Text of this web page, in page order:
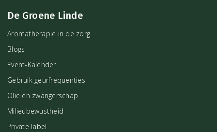
De Groene Linde
Aromatherapie in de zorg
Blogs
Event-Kalender
Gebruik geurfrequenties
Olie en zwangerschap
Milieubewustheid
Private label